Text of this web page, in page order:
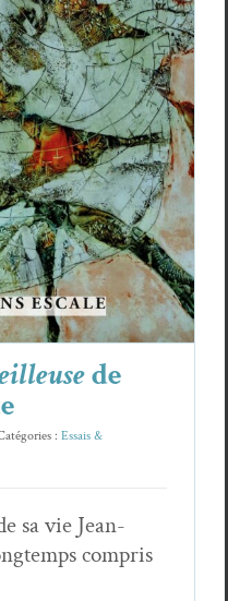
de Jean-Pierre
Pierre Otte
de
: Essais &
vie Jean-
compris